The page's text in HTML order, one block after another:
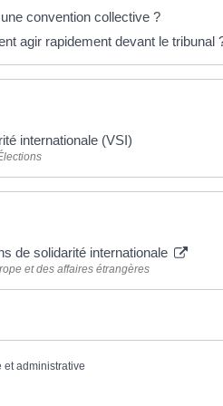
convention collective ?
agir rapidement devant le tribunal
internationale (VSI)
de solidarité internationale
et des affaires étrangères
et administrative